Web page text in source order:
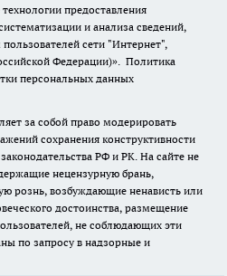
предоставления
и анализа сведений,
сети "Интернет",
Федерации)». Политика
персональных данных
за собой право модерировать
сохранения конструктивности
РФ и РК. На сайте не
нецензурную брань,
рознь, возбуждающие ненависть или
достоинства, размещение
не соблюдающих эти
по запросу в надзорные и